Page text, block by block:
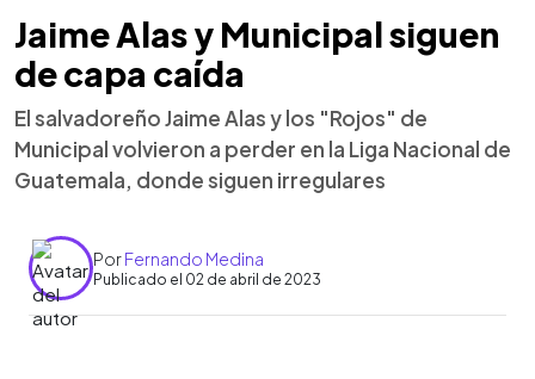
Jaime Alas y Municipal siguen
de capa caída
El salvadoreño Jaime Alas y los "Rojos" de
Municipal volvieron a perder en la Liga Nacional de
Guatemala, donde siguen irregulares
PorFernando Medina
Publicado el 02 de abril de 2023